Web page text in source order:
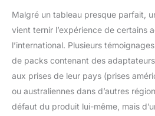
Malgré un tableau presque parfait,
vient ternir l’expérience de certains
l’international. Plusieurs
de packs contenant des
aux prises de leur pays (prises
ou australiennes dans d’autres
défaut du produit lui-même, mais